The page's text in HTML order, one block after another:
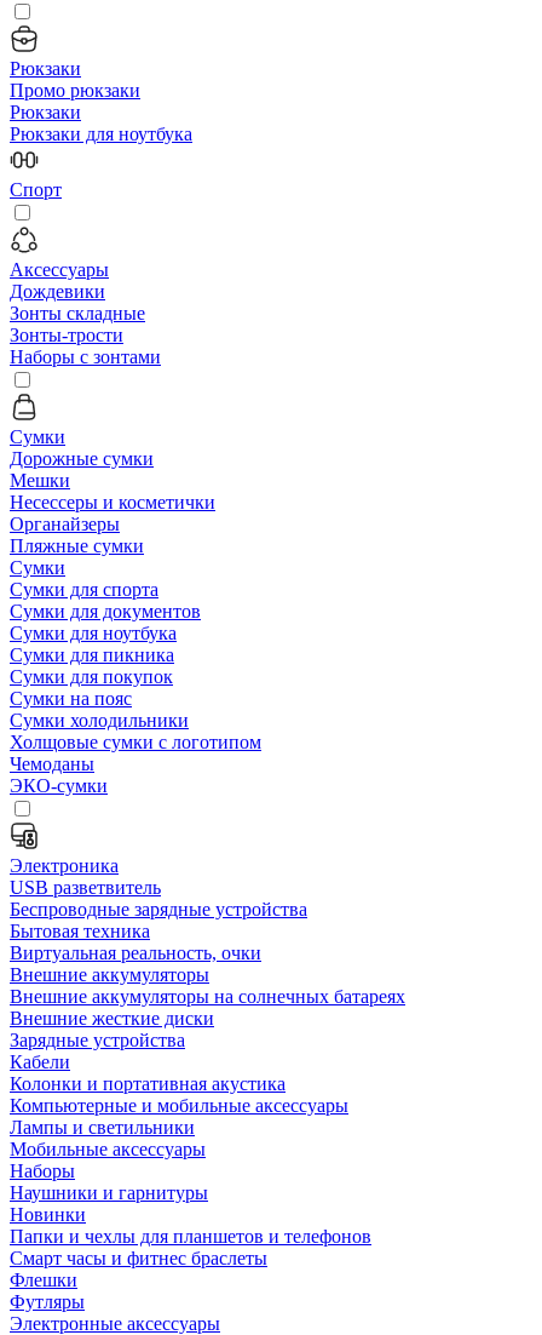
Рюкзаки
Промо рюкзаки
Рюкзаки
Рюкзаки для ноутбука
Спорт
Аксессуары
Дождевики
Зонты складные
Зонты-трости
Наборы с зонтами
Сумки
Дорожные сумки
Мешки
Несессеры и косметички
Органайзеры
Пляжные сумки
Сумки
Сумки для спорта
Сумки для документов
Сумки для ноутбука
Сумки для пикника
Сумки для покупок
Сумки на пояс
Сумки холодильники
Холщовые сумки с логотипом
Чемоданы
ЭКО-сумки
Электроника
USB разветвитель
Беспроводные зарядные устройства
Бытовая техника
Виртуальная реальность, очки
Внешние аккумуляторы
Внешние аккумуляторы на солнечных батареях
Внешние жесткие диски
Зарядные устройства
Кабели
Колонки и портативная акустика
Компьютерные и мобильные аксессуары
Лампы и светильники
Мобильные аксессуары
Наборы
Наушники и гарнитуры
Новинки
Папки и чехлы для планшетов и телефонов
Смарт часы и фитнес браслеты
Флешки
Футляры
Электронные аксессуары